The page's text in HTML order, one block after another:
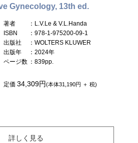
Gynecology, 13th ed.
著者
：L.V.Le & V.L.Handa
ISBN
：978-1-975200-09-1
出版社
：WOLTERS KLUWER
出版年
：2024年
ページ数 ：839pp.
定価34,309円(本体31,190円 ＋ 税)
詳しく見る